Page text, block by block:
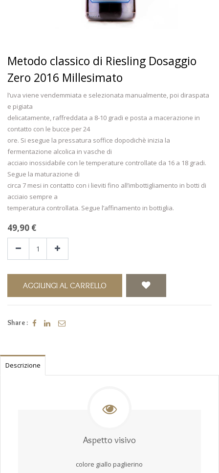
Metodo classico di Riesling Dosaggio
Zero 2016 Millesimato
l’uva viene vendemmiata e selezionata manualmente, poi diraspata
e pigiata
delicatamente, raffreddata a 8-10 gradi e posta a macerazione in
contatto con le bucce per 24
ore. Si esegue la pressatura soffice dopodichè inizia la
fermentazione alcolica in vasche di
acciaio inossidabile con le temperature controllate da 16 a 18 gradi.
Segue la maturazione di
circa 7 mesi in contatto con i lieviti fino all’imbottigliamento in botti di
acciaio sempre a
temperatura controllata. Segue l’affinamento in bottiglia.
49,90 €
AGGIUNGI AL CARRELLO
Share :
Descrizione
Aspetto visivo
colore giallo paglierino